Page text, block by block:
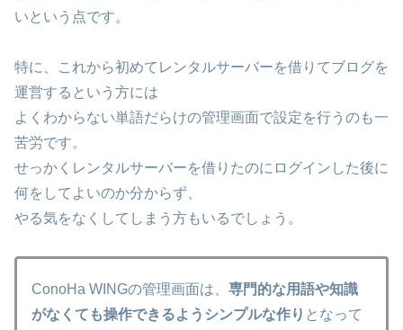
いという点です。
特に、これから初めてレンタルサーバーを借りてブログを
運営するという方には
よくわからない単語だらけの管理画面で設定を行うのも一
苦労です。
せっかくレンタルサーバーを借りたのにログインした後に
何をしてよいのか分からず、
やる気をなくしてしまう方もいるでしょう。
ConoHa WINGの管理画面は、 専門的な用語や知識
がなくても操作できるようシンプルな作り となって